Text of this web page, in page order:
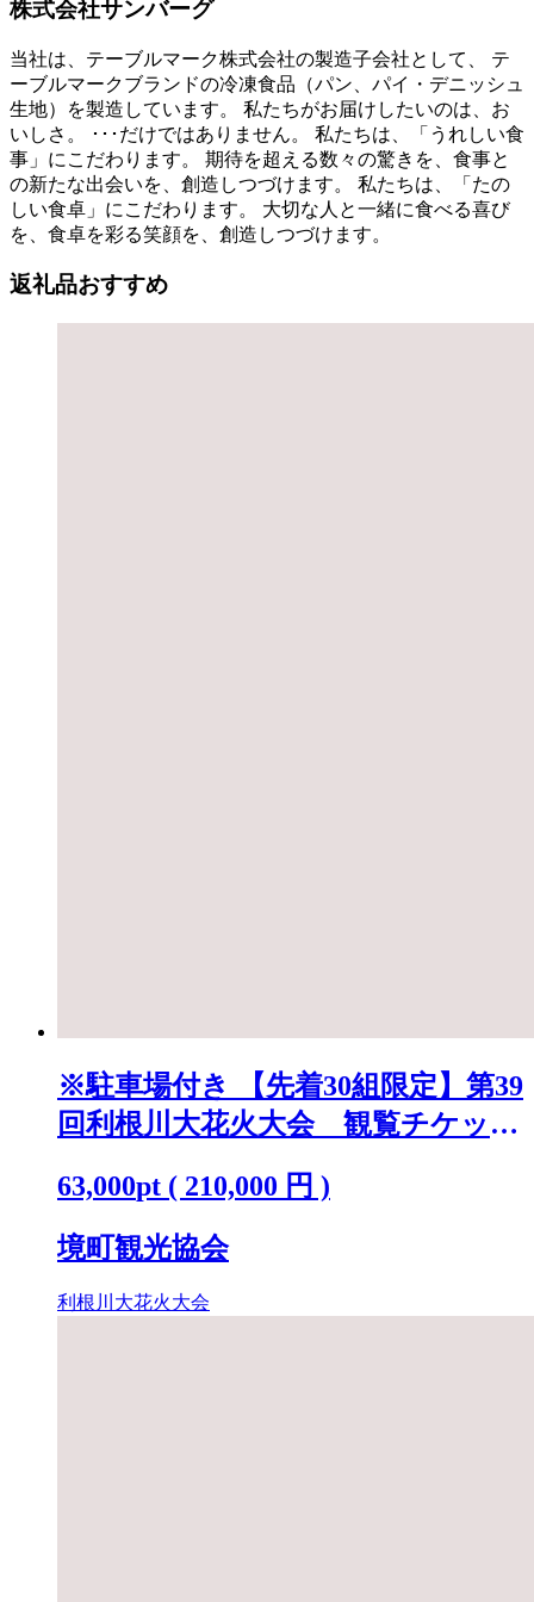
株式会社サンバーグ
当社は、テーブルマーク株式会社の製造子会社として、 テ
ーブルマークブランドの冷凍食品（パン、パイ・デニッシュ
生地）を製造しています。 私たちがお届けしたいのは、お
いしさ。 ･･･だけではありません。 私たちは、「うれしい食
事」にこだわります。 期待を超える数々の驚きを、食事と
の新たな出会いを、創造しつづけます。 私たちは、「たの
しい食卓」にこだわります。 大切な人と一緒に食べる喜び
を、食卓を彩る笑顔を、創造しつづけます。
返礼品おすすめ
※駐車場付き 【先着30組限定】第39
回利根川大花火大会 観覧チケット
63,000pt ( 210,000 円 )
境町観光協会
利根川大花火大会